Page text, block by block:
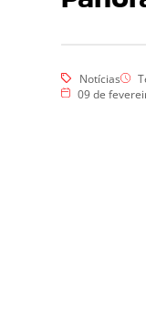
Notícias
09 de